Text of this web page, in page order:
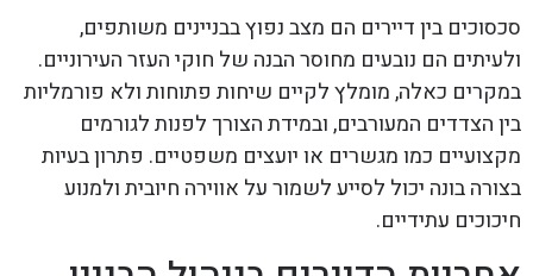
סכסוכים בין דיירים הם מצב נפוץ בבניינים משותפים,
ולעיתים הם נובעים מחוסר הבנה של חוקי העזר העירוניים.
במקרים כאלה, מומלץ לקיים שיחות פתוחות ולא פורמליות
בין הצדדים המעורבים, ובמידת הצורך לפנות לגורמים
מקצועיים כמו מגשרים או יועצים משפטיים. פתרון בעיות
בצורה בונה יכול לסייע לשמור על אווירה חיובית ולמנוע
חיכוכים עתידיים.